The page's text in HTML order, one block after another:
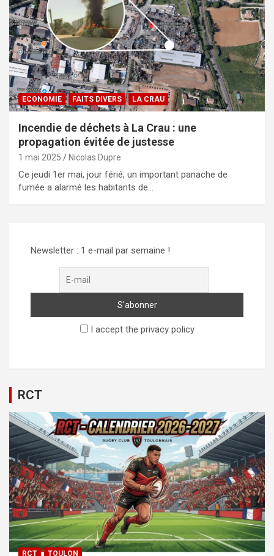
ECONOMIE FAITS DIVERS LA CRAU
Incendie de déchets à La Crau : une
propagation évitée de justesse
1 mai 2025 Nicolas Dupre
Ce jeudi 1er mai, jour férié, un important panache de
fumée a alarmé les habitants de…
Newsletter : 1 e-mail par semaine !
I accept the privacy policy
RCT
RCT TOULON